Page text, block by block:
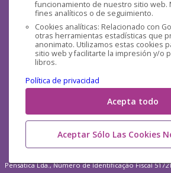
funcionamiento de nuestro sitio web.
fines analíticos o de seguimiento.
Cookies analíticas: Relacionado con
otras herramientas estadísticas que
anonimato. Utilizamos estas cookies
sitio web y facilitarte la impresión y/o
libros.
Política de privacidad
Acepta todo
Aceptar Sólo Las Cookies
Redes sociales
Pensática Lda., Número de Identificação Fiscal